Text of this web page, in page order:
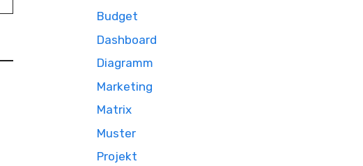
Budget
Dashboard
Diagramm
Marketing
Matrix
Muster
Projekt